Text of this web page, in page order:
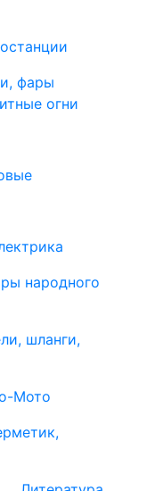
фары
огни
народного
шланги,
Мото